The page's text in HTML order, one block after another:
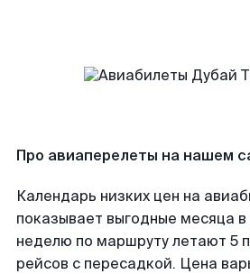
Про авиаперелеты на нашем
Календарь низких цен на
показывает выгодные месяца
неделю по маршруту летают 5
рейсов с пересадкой. Цена